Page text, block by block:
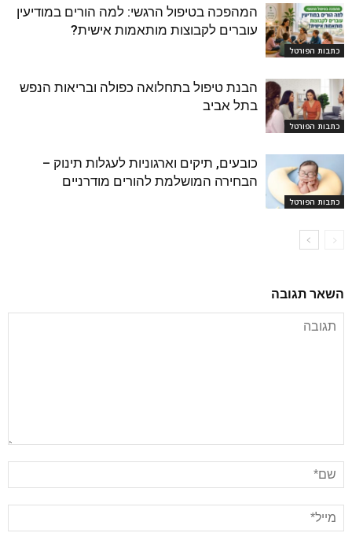
כתבות הפורטל
המהפכה בטיפול הרגשי: למה הורים במודיעין
עוברים לקבוצות מותאמות אישית?
כתבות הפורטל
הבנת טיפול בתחלואה כפולה ובריאות הנפש
בתל אביב
כתבות הפורטל
כובעים, תיקים וארגוניות לעגלות תינוק –
הבחירה המושלמת להורים מודרניים
השאר תגובה